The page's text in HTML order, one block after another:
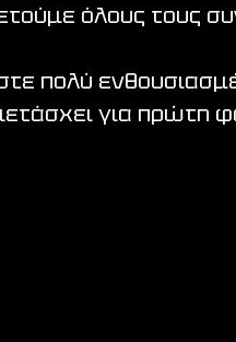
όλους τους
πολύ
για πρώτη